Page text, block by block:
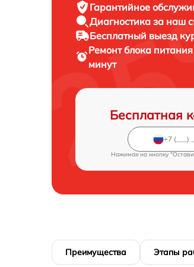
Гарантийное
Диагностика за наш
Бесплатный выезд
Ремонт блока
минут
Бесплатная
Нажимая на кнопку
Преимущества Этапы